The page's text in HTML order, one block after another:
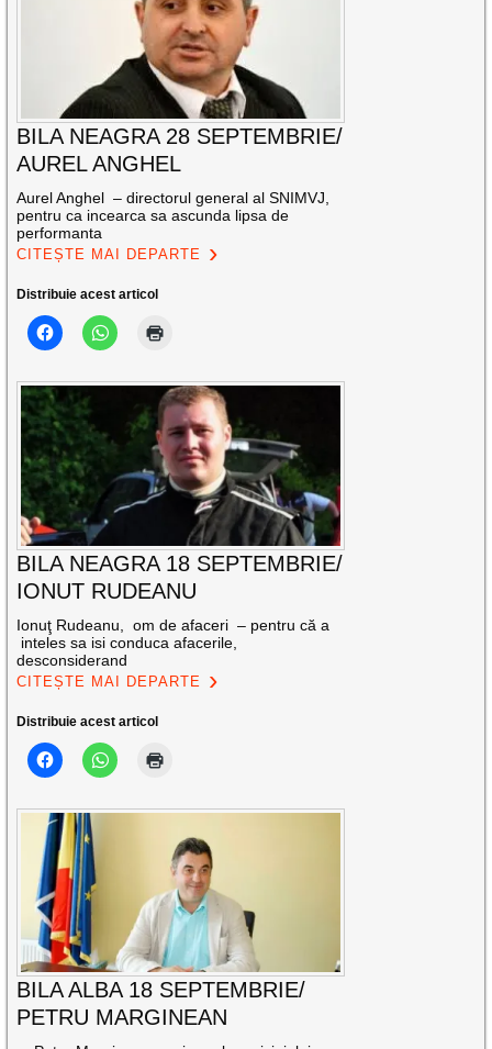
BILA NEAGRA 28 SEPTEMBRIE/
AUREL ANGHEL
Aurel Anghel – directorul general al SNIMVJ,
pentru ca incearca sa ascunda lipsa de
performanta
CITEȘTE MAI DEPARTE
Distribuie acest articol
BILA NEAGRA 18 SEPTEMBRIE/
IONUT RUDEANU
Ionuţ Rudeanu, om de afaceri – pentru că a
inteles sa isi conduca afacerile,
desconsiderand
CITEȘTE MAI DEPARTE
Distribuie acest articol
BILA ALBA 18 SEPTEMBRIE/
PETRU MARGINEAN